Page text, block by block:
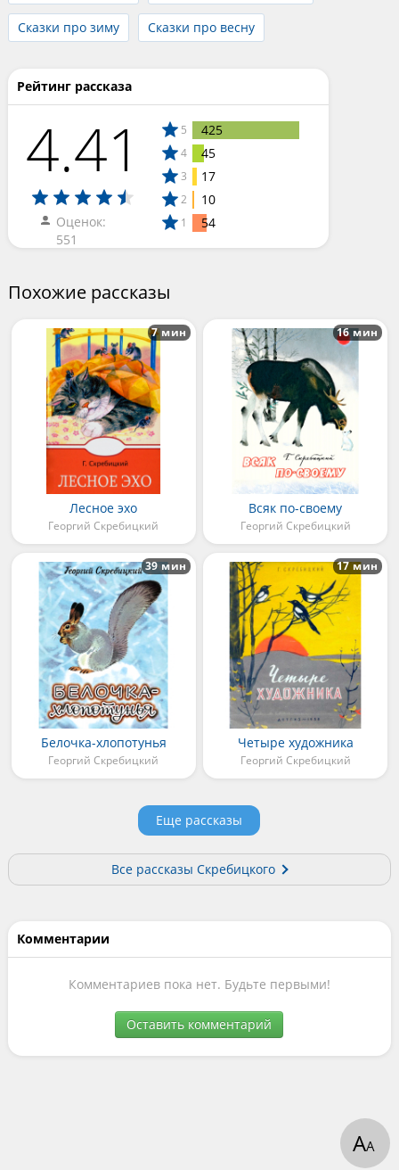
Сказки про зиму Сказки про весну
Рейтинг рассказа
4.41
Оценок:
551
5 425
4 45
3 17
2 10
1 54
Похожие рассказы
Лесное эхо
Георгий Скребицкий
7 мин
Всяк по-своему
Георгий Скребицкий
16 мин
Белочка-хлопотунья
Георгий Скребицкий
39 мин
Четыре художника
Георгий Скребицкий
17 мин
Еще рассказы
Все рассказы Скребицкого
Комментарии
Комментариев пока нет. Будьте первыми!
Оставить комментарий
АА